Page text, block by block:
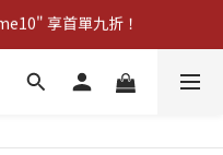
享首單九折！
享首單九折！
品項買一送一